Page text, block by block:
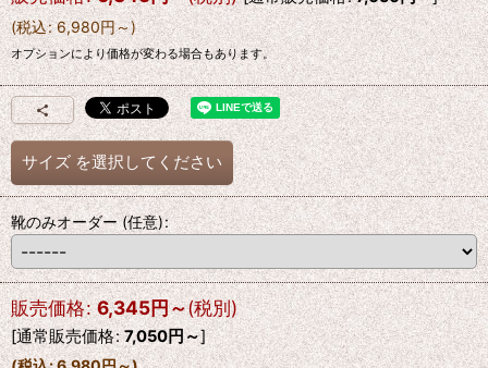
(税込: 6,980円～)
オプションにより価格が変わる場合もあります。
サイズ を選択してください
靴のみオーダー(任意):
販売価格: 6,345円～(税別)
[通常販売価格: 7,050円～]